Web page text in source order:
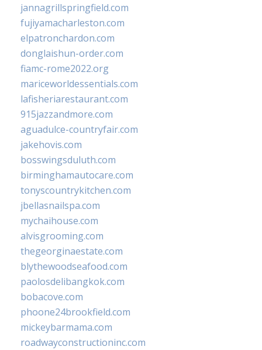
jannagrillspringfield.com
fujiyamacharleston.com
elpatronchardon.com
donglaishun-order.com
fiamc-rome2022.org
mariceworldessentials.com
lafisheriarestaurant.com
915jazzandmore.com
aguadulce-countryfair.com
jakehovis.com
bosswingsduluth.com
birminghamautocare.com
tonyscountrykitchen.com
jbellasnailspa.com
mychaihouse.com
alvisgrooming.com
thegeorginaestate.com
blythewoodseafood.com
paolosdelibangkok.com
bobacove.com
phoone24brookfield.com
mickeybarmama.com
roadwayconstructioninc.com